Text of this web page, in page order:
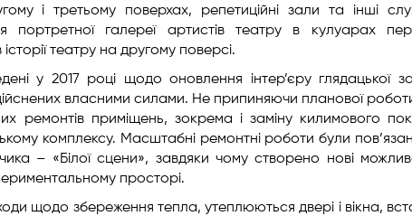
і третьому поверхах, репетиційні зали та інші
портретної галереї артистів театру в кулуарах
театру на другому поверсі.
у 2017 році щодо оновлення інтер’єру глядацької
власними силами. Не припиняючи планової
ремонтів приміщень, зокрема і заміну килимового
комплексу. Масштабні ремонтні роботи були
– «Білої сцени», завдяки чому створено нові
просторі.
щодо збереження тепла, утеплюються двері і вікна,